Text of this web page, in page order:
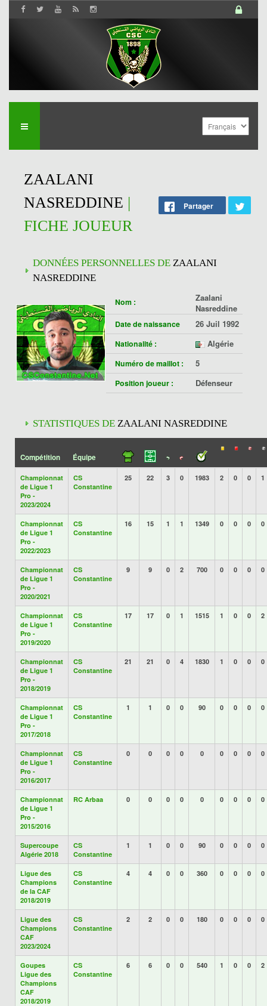
ZAALANI
NASREDDINE |
FICHE JOUEUR
Partager
DONNÉES PERSONNELLES DE ZAALANI
NASREDDINE
Nom :
Zaalani
Nasreddine
Date de naissance 26 Juil 1992
Nationalité : Algérie
Numéro de maillot : 5
Position joueur : Défenseur
STATISTIQUES DE ZAALANI NASREDDINE
Compétition Équipe
Championnat
de Ligue 1
Pro -
2023/2024
CS
Constantine
25 22 3 0 1983 2 0 0 1
Championnat
de Ligue 1
Pro -
2022/2023
CS
Constantine
16 15 1 1 1349 0 0 0 0
Championnat
de Ligue 1
Pro -
2020/2021
CS
Constantine
9 9 0 2 700 0 0 0 0
Championnat
de Ligue 1
Pro -
2019/2020
CS
Constantine
17 17 0 1 1515 1 0 0 2
Championnat
de Ligue 1
Pro -
2018/2019
CS
Constantine
21 21 0 4 1830 1 0 0 0
Championnat
de Ligue 1
Pro -
2017/2018
CS
Constantine
1 1 0 0 90 0 0 0 0
Championnat
de Ligue 1
Pro -
2016/2017
CS
Constantine
0 0 0 0 0 0 0 0 0
Championnat
de Ligue 1
Pro -
2015/2016
RC Arbaa 0 0 0 0 0 0 0 0 0
Supercoupe
Algérie 2018
CS
Constantine
1 1 0 0 90 0 0 0 0
Ligue des
Champions
de la CAF
2018/2019
CS
Constantine
4 4 0 0 360 0 0 0 0
Ligue des
Champions
CAF
2023/2024
CS
Constantine
2 2 0 0 180 0 0 0 0
Goupes
Ligue des
Champions
CAF
2018/2019
CS
Constantine
6 6 0 0 540 1 0 0 2